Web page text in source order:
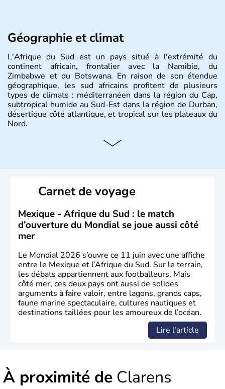
Géographie et climat
L'Afrique du Sud est un pays situé à l'extrémité du
continent africain, frontalier avec la Namibie, du
Zimbabwe et du Botswana. En raison de son étendue
géographique, les sud africains profitent de plusieurs
types de climats : méditerranéen dans la région du Cap,
subtropical humide au Sud-Est dans la région de Durban,
désertique côté atlantique, et tropical sur les plateaux du
Nord.
Histoire et administration
Mandela. Sa capitale administrative est aujourd'hui
Pretoria. L'Afrique du Sud est riche en ressources
minières, notamment avec l'or et le charbon.
Carnet de voyage
Mexique - Afrique du Sud : le match
d’ouverture du Mondial se joue aussi côté
mer
Le Mondial 2026 s’ouvre ce 11 juin avec une affiche
entre le Mexique et l’Afrique du Sud. Sur le terrain,
les débats appartiennent aux footballeurs. Mais
côté mer, ces deux pays ont aussi de solides
arguments à faire valoir, entre lagons, grands caps,
faune marine spectaculaire, cultures nautiques et
destinations taillées pour les amoureux de l’océan.
Lire l'article
À proximité de Clarens